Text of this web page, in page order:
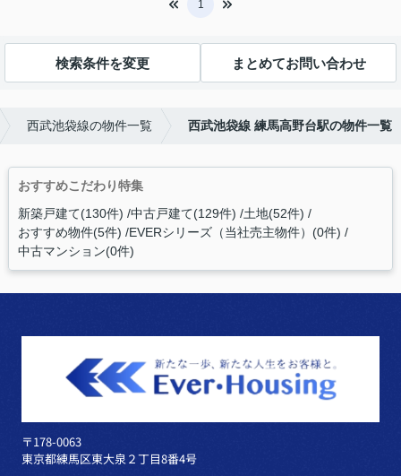
1
検索条件を変更 まとめてお問い合わせ
西武池袋線の物件一覧 西武池袋線 練馬高野台駅の物件一覧
おすすめこだわり特集
新築戸建て(130件) 中古戸建て(129件) 土地(52件)
おすすめ物件(5件) EVERシリーズ（当社売主物件）(0件)
中古マンション(0件)
〒178-0063
東京都練馬区東大泉２丁目8番4号